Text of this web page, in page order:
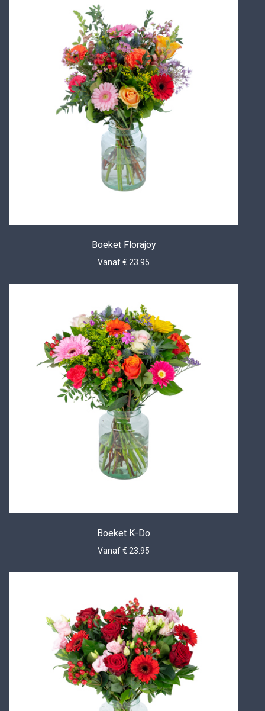
Boeket Florajoy
Vanaf € 23.95
Boeket K-Do
Vanaf € 23.95